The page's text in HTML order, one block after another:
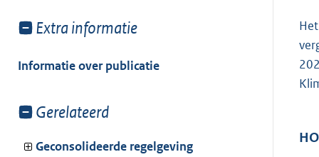
Toon
van:
Extra informatie
Informatie over publicatie
Toon
van:
Gerelateerd
Geconsolideerde regelgeving